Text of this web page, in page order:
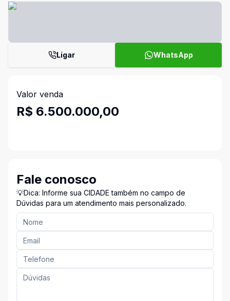
Ligar WhatsApp
Valor venda
R$ 6.500.000,00
Fale conosco
💡Dica: Informe sua CIDADE também no campo de
Dúvidas para um atendimento mais personalizado.